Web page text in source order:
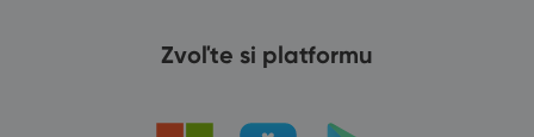
Zvoľte si platformu